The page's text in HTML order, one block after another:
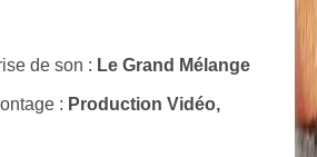
de son : Le Grand Mélange
: Production Vidéo,